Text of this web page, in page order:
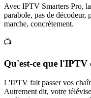
Avec IPTV Smarters Pro,
parabole, pas de décodeur,
marche, concrètement.
📺
Qu'est-ce que l'IPTV
L'IPTV fait passer vos
Autrement dit, votre